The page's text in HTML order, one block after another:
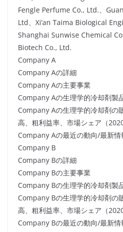
Fengle Perfume Co., Ltd.、
Ltd、Xi’an Taima Biological
Shanghai Sunwise Chemical
Biotech Co., Ltd.
Company A
Company Aの詳細
Company Aの主要事業
Company Aの生理学的冷却剤製
Company Aの生理学的冷却剤の
高、粗利益率、市場シェア（
Company Aの最近の動向/最新情
Company B
Company Bの詳細
Company Bの主要事業
Company Bの生理学的冷却剤製
Company Bの生理学的冷却剤の
高、粗利益率、市場シェア（
Company Bの最近の動向/最新情